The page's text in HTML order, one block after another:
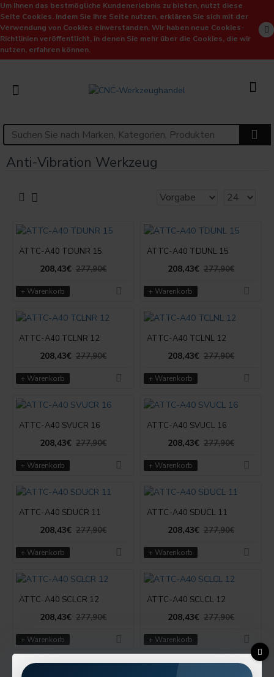
Um Ihnen das bestmögliche Kundenerlebnis zu bieten, nutzt diese
Seite Cookies. Indem Sie Ihre Seite nutzen, erklären Sie sich mit der
Verwendung von Cookies einverstanden. Wir haben neue Cookies-
Richtlinien veröffentlicht, in denen Sie mehr über die Cookies, die wir
nutzen, erfahren können.
Anti-Vibration Werkzeug
ATTC-A40 TDUNR 15
208,43€ 277,90€
+ Warenkorb
ATTC-A40 TDUNL 15
208,43€ 277,90€
+ Warenkorb
ATTC-A40 TCLNR 12
208,43€ 277,90€
+ Warenkorb
ATTC-A40 TCLNL 12
208,43€ 277,90€
+ Warenkorb
ATTC-A40 SVUCR 16
208,43€ 277,90€
+ Warenkorb
ATTC-A40 SVUCL 16
208,43€ 277,90€
+ Warenkorb
ATTC-A40 SDUCR 11
208,43€ 277,90€
+ Warenkorb
ATTC-A40 SDUCL 11
208,43€ 277,90€
+ Warenkorb
ATTC-A40 SCLCR 12
208,43€ 277,90€
+ Warenkorb
ATTC-A40 SCLCL 12
208,43€ 277,90€
+ Warenkorb